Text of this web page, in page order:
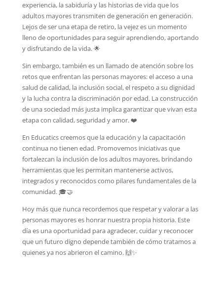
experiencia, la sabiduría y las historias de vida que los
adultos mayores transmiten de generación en generación.
Lejos de ser una etapa de retiro, la vejez es un momento
lleno de oportunidades para seguir aprendiendo, aportando
y disfrutando de la vida. 🌟
Sin embargo, también es un llamado de atención sobre los
retos que enfrentan las personas mayores: el acceso a una
salud de calidad, la inclusión social, el respeto a su dignidad
y la lucha contra la discriminación por edad. La construcción
de una sociedad más justa implica garantizar que vivan esta
etapa con calidad, seguridad y amor. ❤️
En Educatics creemos que la educación y la capacitación
continua no tienen edad. Promovemos iniciativas que
fortalezcan la inclusión de los adultos mayores, brindando
herramientas que les permitan mantenerse activos,
integrados y reconocidos como pilares fundamentales de la
comunidad. 🎓🤝
Hoy más que nunca recordemos que respetar y valorar a las
personas mayores es honrar nuestra propia historia. Este
día es una oportunidad para agradecer, cuidar y reconocer
que un futuro digno depende también de cómo tratamos a
quienes ya nos abrieron el camino. 🙌✨